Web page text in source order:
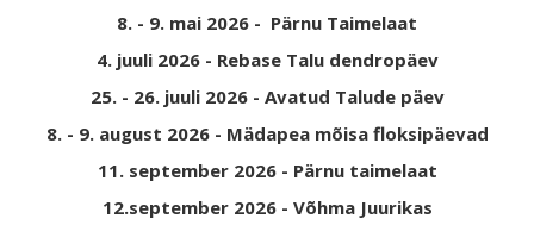
8. - 9. mai 2026 - Pärnu Taimelaat
4. juuli 2026 - Rebase Talu dendropäev
25. - 26. juuli 2026 - Avatud Talude päev
8. - 9. august 2026 - Mädapea mõisa floksipäevad
11. september 2026 - Pärnu taimelaat
12.september 2026 - Võhma Juurikas